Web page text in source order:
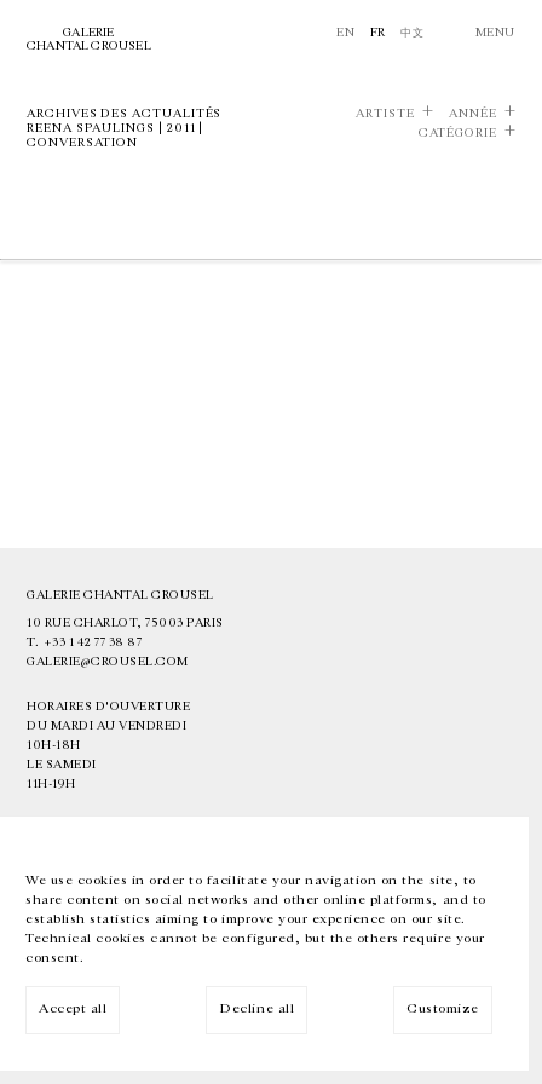
We use cookies in order to facilitate your navigation on the site, to
share content on social networks and other online platforms, and to
establish statistics aiming to improve your experience on our site.
Technical cookies cannot be configured, but the others require your
consent.
Accept all Decline all Customize
GALERIE
CHANTAL CROUSEL
EN FR 中文 MENU
ARCHIVES DES ACTUALITÉS
REENA SPAULINGS | 2011 |
CONVERSATION
ARTISTE
ANNÉE
CATÉGORIE
GALERIE CHANTAL CROUSEL
10 RUE CHARLOT, 75003 PARIS
T. +33 1 42 77 38 87
GALERIE@CROUSEL.COM
HORAIRES D'OUVERTURE
DU MARDI AU VENDREDI
10H-18H
LE SAMEDI
11H-19H
EN FR 中文 Facebook Instagram
Inscrivez-vous à notre newsletter